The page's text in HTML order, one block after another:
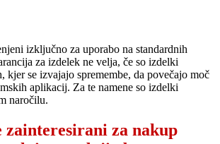
izključno za uporabo na standardnih
za izdelek ne velja, če so izdelki
kjer se izvajajo spremembe, da povečajo moč
aplikacij. Za te namene so izdelki
naročilu.
za nakup